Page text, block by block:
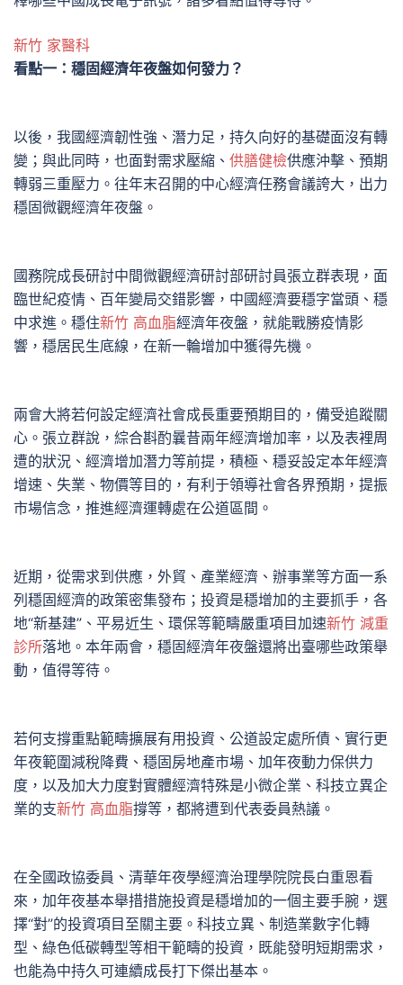
新竹 家醫科
看點一：穩固經濟年夜盤如何發力？
以後，我國經濟韌性強、潛力足，持久向好的基礎面沒有轉
變；與此同時，也面對需求壓縮、 供膳健檢供應沖擊、預期
轉弱三重壓力。往年末召開的中心經濟任務會議誇大，出力
穩固微觀經濟年夜盤。
國務院成長研討中間微觀經濟研討部研討員張立群表現，面
臨世紀疫情、百年變局交錯影響，中國經濟要穩字當頭、穩
中求進。穩住新竹 高血脂經濟年夜盤，就能戰勝疫情影
響，穩居民生底線，在新一輪增加中獲得先機。
兩會大將若何設定經濟社會成長重要預期目的，備受追蹤關
心。張立群說，綜合斟酌曩昔兩年經濟增加率，以及表裡周
遭的狀況、經濟增加潛力等前提，積極、穩妥設定本年經濟
增速、失業、物價等目的，有利于領導社會各界預期，提振
市場信念，推進經濟運轉處在公道區間。
近期，從需求到供應，外貿、產業經濟、辦事業等方面一系
列穩固經濟的政策密集發布；投資是穩增加的主要抓手，各
地“新基建”、平易近生、環保等範疇嚴重項目加速新竹 減重
診所落地。本年兩會，穩固經濟年夜盤還將出臺哪些政策舉
動，值得等待。
若何支撐重點範疇擴展有用投資、公道設定處所債、實行更
年夜範圍減稅降費、穩固房地產市場、加年夜動力保供力
度，以及加大力度對實體經濟特殊是小微企業、科技立異企
業的支新竹 高血脂撐等，都將遭到代表委員熱議。
在全國政協委員、清華年夜學經濟治理學院院長白重恩看
來，加年夜基本舉措措施投資是穩增加的一個主要手腕，選
擇“對”的投資項目至關主要。科技立異、制造業數字化轉
型、綠色低碳轉型等相干範疇的投資，既能發明短期需求，
也能為中持久可連續成長打下傑出基本。